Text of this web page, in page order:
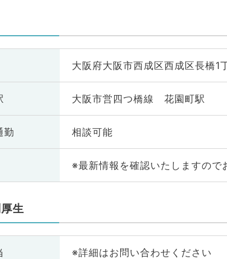
大阪府大阪市西成区西成区長橋1
大阪市営四つ橋線 花園町駅
勤 相談可能
※最新情報を確認いたしますので
生
※詳細はお問い合わせください